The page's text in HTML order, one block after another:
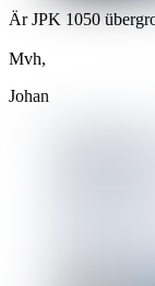
Är JPK 1050
Mvh,
Johan